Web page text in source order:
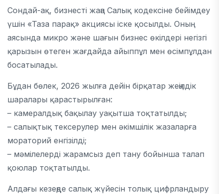
Сондай-ақ, бизнесті жаңа Салық кодексіне бейімдеу
үшін «Таза парақ» акциясы іске қосылды. Оның
аясында микро және шағын бизнес өкілдері негізгі
қарызын өтеген жағдайда айыппұл мен өсімпұлдан
босатылады.
Бұдан бөлек, 2026 жылға дейін бірқатар жеңілдік
шаралары қарастырылған:
– камералдық бақылау уақытша тоқтатылды;
– салықтық тексерулер мен әкімшілік жазаларға
мораторий енгізілді;
– мәмілелерді жарамсыз деп тану бойынша талап
қоюлар тоқтатылды.
Алдағы кезеңде салық жүйесін толық цифрландыру